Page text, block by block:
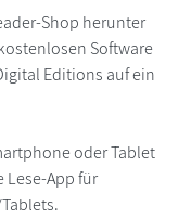
Shop herunter
Software
Editions auf ein
oder Tablet
Lese-App für